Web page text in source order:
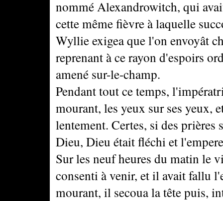
nommé Alexandrowitch, qui
cette même fièvre à laquelle
Wyllie exigea que l'on envoyât
reprenant à ce rayon d'espoirs
amené sur-le-champ.
Pendant tout ce temps,
mourant, les yeux sur ses yeux,
lentement. Certes, si des
Dieu, Dieu était fléchi et
Sur les neuf heures du matin le
consenti à venir, et il avait fallu
mourant, il secoua la tête puis,